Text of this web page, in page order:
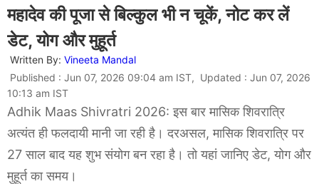
महादेव की पूजा से बिल्कुल भी न चूकें, नोट कर लें
डेट, योग और मुहूर्त
Written By: Vineeta Mandal
Published : Jun 07, 2026 09:04 am IST, Updated : Jun 07, 2026
10:13 am IST
Adhik Maas Shivratri 2026: इस बार मासिक शिवरात्रि
अत्यंत ही फलदायी मानी जा रही है। दरअसल, मासिक शिवरात्रि पर
27 साल बाद यह शुभ संयोग बन रहा है। तो यहां जानिए डेट, योग और
मुहूर्त का समय।